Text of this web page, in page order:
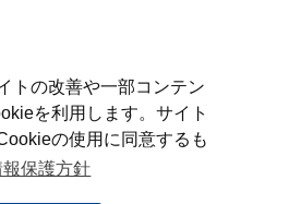
トの改善や一部コンテン
を利用します。サイト
の使用に同意するも
保護方針